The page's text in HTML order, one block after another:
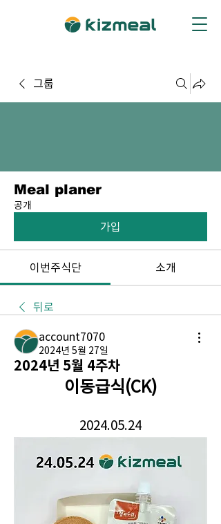
그룹
Meal planer
공개
가입
이번주식단 소개
뒤로
account7070
2024년 5월 27일
2024년 5월 4주차
이동급식(CK)
2024.05.24